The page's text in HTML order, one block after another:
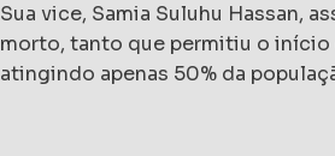
Sua vice, Samia Suluhu Hassan,
morto, tanto que permitiu o início
atingindo apenas 50% da